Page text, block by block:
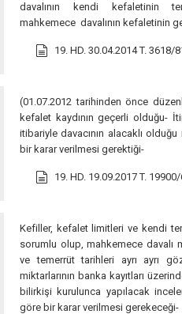
davalının kendi kefaletinin
mahkemece davalının kefaletinin
19. HD. 30.04.2014 T. 3618/
(01.07.2012 tarihinden önce
kefalet kaydının geçerli olduğu-
itibariyle davacının alacaklı
bir karar verilmesi gerektiği-
19. HD. 19.09.2017 T.
Kefiller, kefalet limitleri ve kendi
sorumlu olup, mahkemece
ve temerrüt tarihleri ayrı ayrı
miktarlarının banka kayıtları
bilirkişi kurulunca yapılacak
göre bir karar verilmesi gerekeceği-